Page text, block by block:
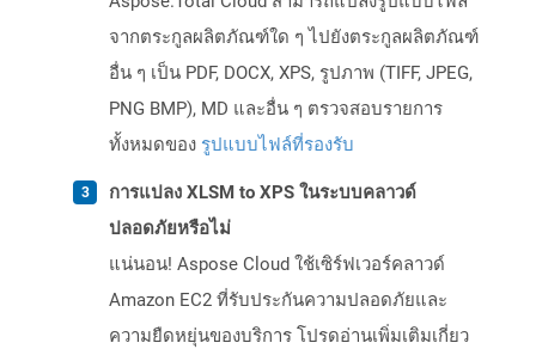
จากตระกูลผลิตภัณฑ์ใด ๆ ไปยังตระกูลผลิตภัณฑ์
อื่น ๆ เป็น PDF, DOCX, XPS, รูปภาพ (TIFF, JPEG,
PNG BMP), MD และอื่น ๆ ตรวจสอบรายการ
ทั้งหมดของ รูปแบบไฟล์ที่รองรับ
การแปลง XLSM to XPS ในระบบคลาวด์
ปลอดภัยหรือไม่
แน่นอน! Aspose Cloud ใช้เซิร์ฟเวอร์คลาวด์
Amazon EC2 ที่รับประกันความปลอดภัยและ
ความยืดหยุ่นของบริการ โปรดอ่านเพิ่มเติมเกี่ยว